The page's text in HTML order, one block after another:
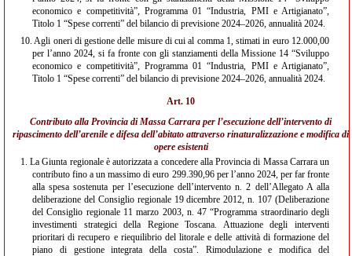
economico e competitività”, Programma 01 “Industria, PMI e Artigianato”,
Titolo 1 “Spese correnti” del bilancio di previsione 2024–2026, annualità 2024.
10. Agli oneri di gestione delle misure di cui al comma 1, stimati in euro 12.000,00
per l’anno 2024, si fa fronte con gli stanziamenti della Missione 14 “Sviluppo
economico e competitività”, Programma 01 “Industria, PMI e Artigianato”,
Titolo 1 “Spese correnti” del bilancio di previsione 2024–2026, annualità 2024.
Art. 10
Contributo alla Provincia di Massa Carrara per l’esecuzione dell’intervento di
ripascimento dell’arenile e difesa dell’abitato attraverso rinaturalizzazione e modifica di
opere esistenti
1. La Giunta regionale è autorizzata a concedere alla Provincia di Massa Carrara un
contributo fino a un massimo di euro 299.390,96 per l’anno 2024, per far fronte
alla spesa sostenuta per l’esecuzione dell’intervento n. 2 dell’Allegato A alla
deliberazione del Consiglio regionale 19 dicembre 2012, n. 107 (Deliberazione
del Consiglio regionale 11 marzo 2003, n. 47 “Programma straordinario degli
investimenti strategici della Regione Toscana. Attuazione degli interventi
prioritari di recupero e riequilibrio del litorale e delle attività di formazione del
piano di gestione integrata della costa”. Rimodulazione e modifica del